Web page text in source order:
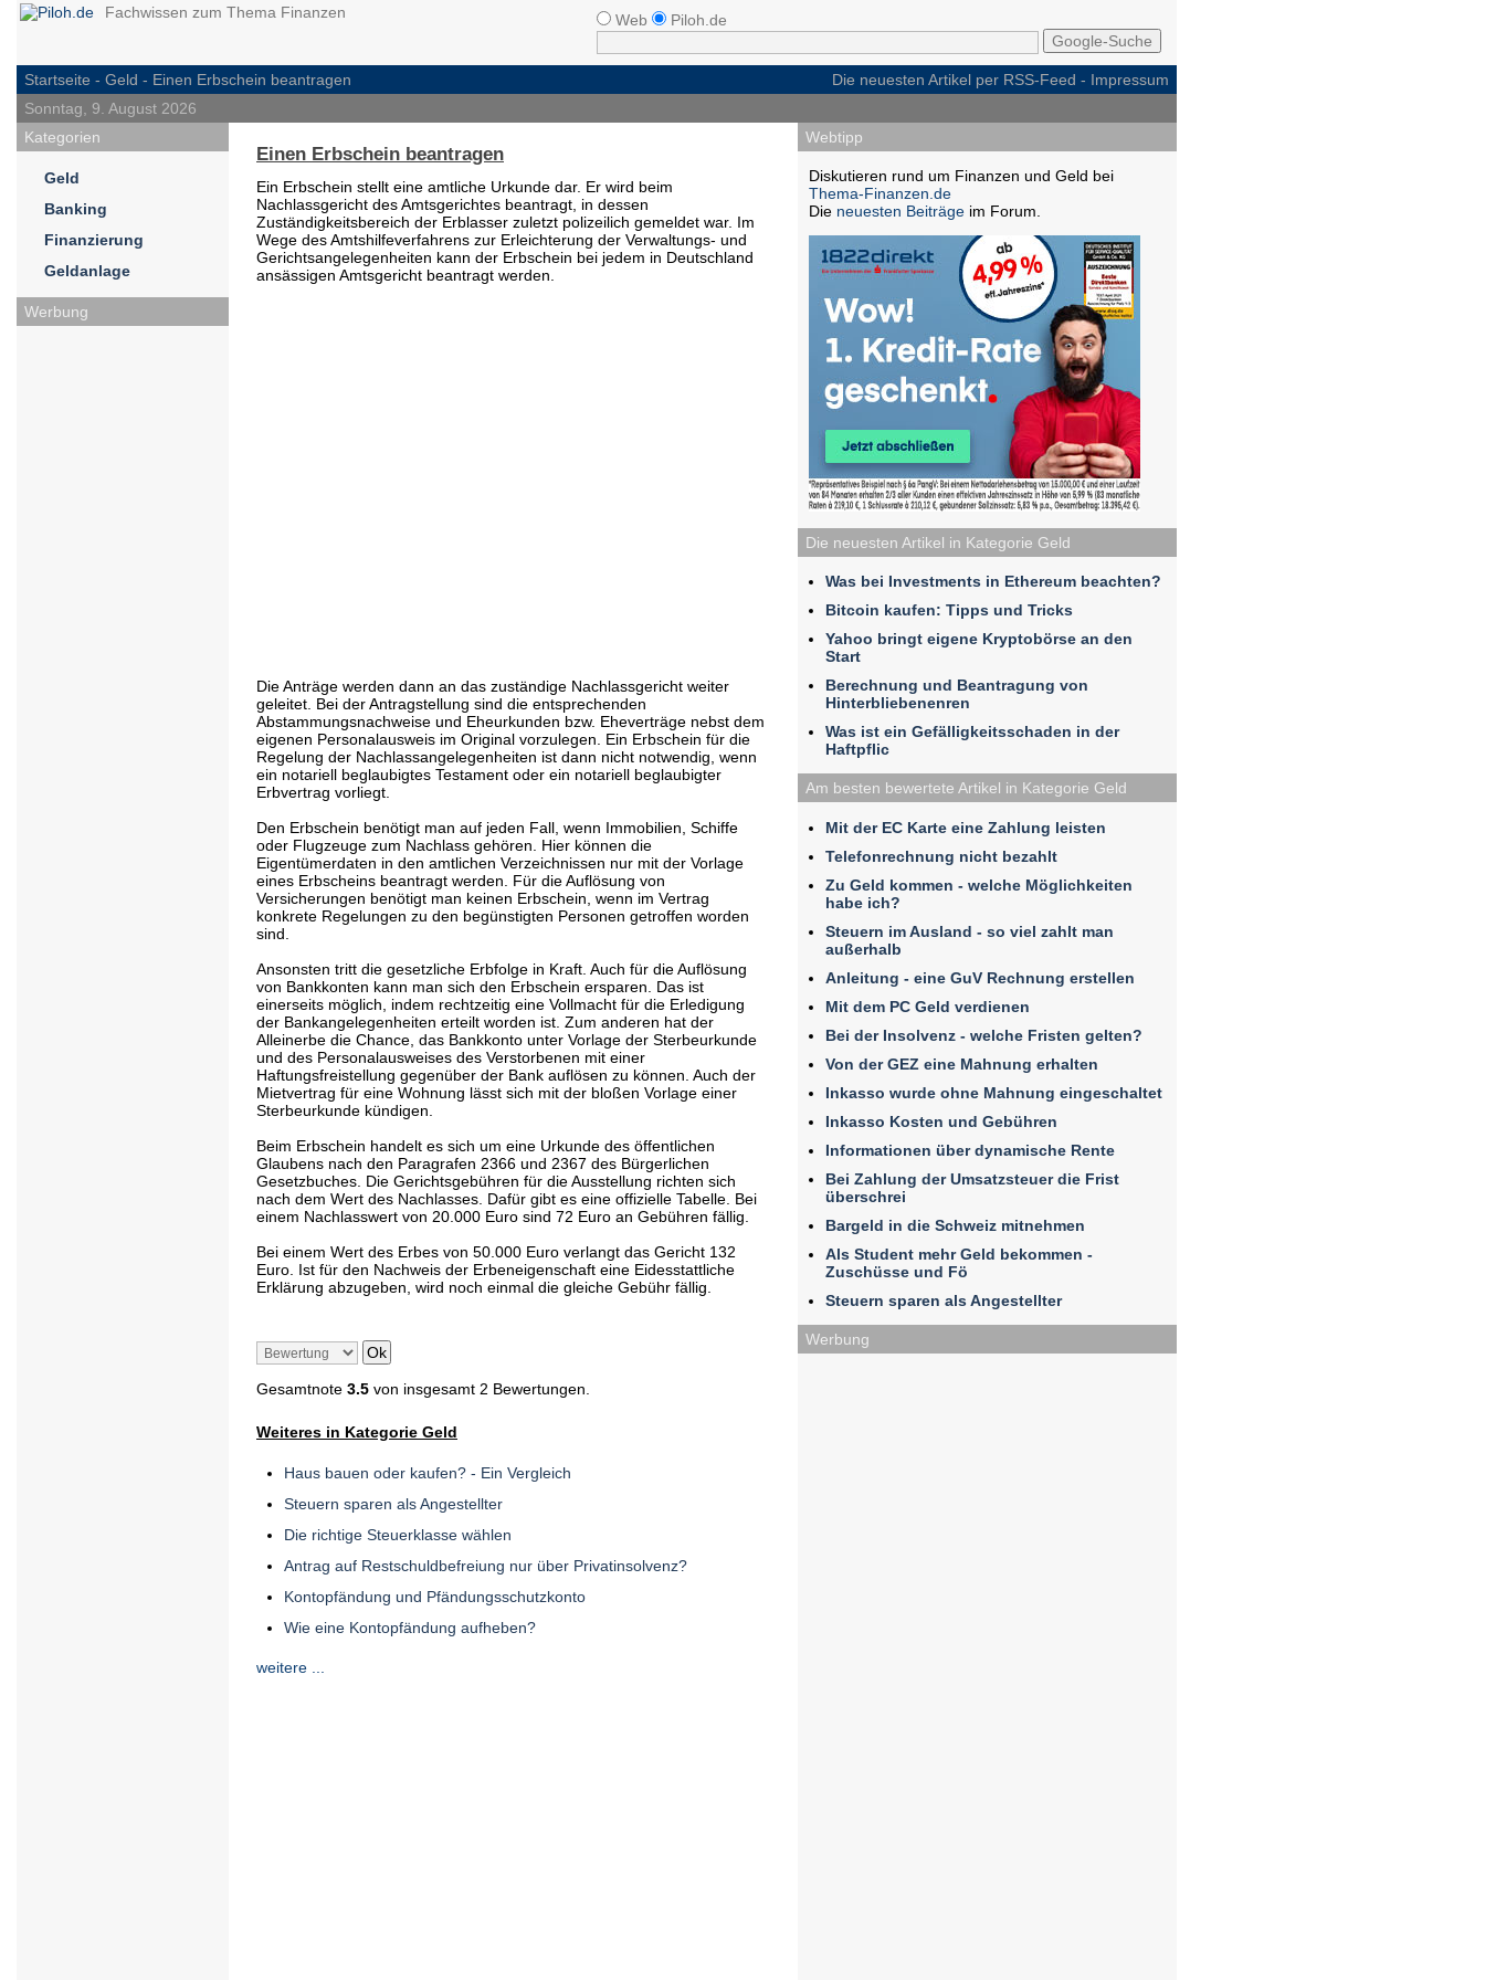
Fachwissen zum Thema Finanzen Web Piloh.de
Startseite - Geld - Einen Erbschein beantragen Die neuesten Artikel per RSS-Feed - Impressum
Sonntag, 9. August 2026
Kategorien
Geld
Banking
Finanzierung
Geldanlage
Werbung
Einen Erbschein beantragen
Ein Erbschein stellt eine amtliche Urkunde dar. Er wird beim
Nachlassgericht des Amtsgerichtes beantragt, in dessen
Zuständigkeitsbereich der Erblasser zuletzt polizeilich gemeldet war. Im
Wege des Amtshilfeverfahrens zur Erleichterung der Verwaltungs- und
Gerichtsangelegenheiten kann der Erbschein bei jedem in Deutschland
ansässigen Amtsgericht beantragt werden.
Die Anträge werden dann an das zuständige Nachlassgericht weiter
geleitet. Bei der Antragstellung sind die entsprechenden
Abstammungsnachweise und Eheurkunden bzw. Eheverträge nebst dem
eigenen Personalausweis im Original vorzulegen. Ein Erbschein für die
Regelung der Nachlassangelegenheiten ist dann nicht notwendig, wenn
ein notariell beglaubigtes Testament oder ein notariell beglaubigter
Erbvertrag vorliegt.
Den Erbschein benötigt man auf jeden Fall, wenn Immobilien, Schiffe
oder Flugzeuge zum Nachlass gehören. Hier können die
Eigentümerdaten in den amtlichen Verzeichnissen nur mit der Vorlage
eines Erbscheins beantragt werden. Für die Auflösung von
Versicherungen benötigt man keinen Erbschein, wenn im Vertrag
konkrete Regelungen zu den begünstigten Personen getroffen worden
sind.
Ansonsten tritt die gesetzliche Erbfolge in Kraft. Auch für die Auflösung
von Bankkonten kann man sich den Erbschein ersparen. Das ist
einerseits möglich, indem rechtzeitig eine Vollmacht für die Erledigung
der Bankangelegenheiten erteilt worden ist. Zum anderen hat der
Alleinerbe die Chance, das Bankkonto unter Vorlage der Sterbeurkunde
und des Personalausweises des Verstorbenen mit einer
Haftungsfreistellung gegenüber der Bank auflösen zu können. Auch der
Mietvertrag für eine Wohnung lässt sich mit der bloßen Vorlage einer
Sterbeurkunde kündigen.
Beim Erbschein handelt es sich um eine Urkunde des öffentlichen
Glaubens nach den Paragrafen 2366 und 2367 des Bürgerlichen
Gesetzbuches. Die Gerichtsgebühren für die Ausstellung richten sich
nach dem Wert des Nachlasses. Dafür gibt es eine offizielle Tabelle. Bei
einem Nachlasswert von 20.000 Euro sind 72 Euro an Gebühren fällig.
Bei einem Wert des Erbes von 50.000 Euro verlangt das Gericht 132
Euro. Ist für den Nachweis der Erbeneigenschaft eine Eidesstattliche
Erklärung abzugeben, wird noch einmal die gleiche Gebühr fällig.
Gesamtnote 3.5 von insgesamt 2 Bewertungen.
Weiteres in Kategorie Geld
Haus bauen oder kaufen? - Ein Vergleich
Steuern sparen als Angestellter
Die richtige Steuerklasse wählen
Antrag auf Restschuldbefreiung nur über Privatinsolvenz?
Kontopfändung und Pfändungsschutzkonto
Wie eine Kontopfändung aufheben?
weitere ...
Webtipp
Diskutieren rund um Finanzen und Geld bei
Thema-Finanzen.de
Die neuesten Beiträgeim Forum.
Die neuesten Artikel in Kategorie Geld
Was bei Investments in Ethereum beachten?
Bitcoin kaufen: Tipps und Tricks
Yahoo bringt eigene Kryptobörse an den
Start
Berechnung und Beantragung von
Hinterbliebenenren
Was ist ein Gefälligkeitsschaden in der
Haftpflic
Am besten bewertete Artikel in Kategorie Geld
Mit der EC Karte eine Zahlung leisten
Telefonrechnung nicht bezahlt
Zu Geld kommen - welche Möglichkeiten
habe ich?
Steuern im Ausland - so viel zahlt man
außerhalb
Anleitung - eine GuV Rechnung erstellen
Mit dem PC Geld verdienen
Bei der Insolvenz - welche Fristen gelten?
Von der GEZ eine Mahnung erhalten
Inkasso wurde ohne Mahnung eingeschaltet
Inkasso Kosten und Gebühren
Informationen über dynamische Rente
Bei Zahlung der Umsatzsteuer die Frist
überschrei
Bargeld in die Schweiz mitnehmen
Als Student mehr Geld bekommen -
Zuschüsse und Fö
Steuern sparen als Angestellter
Werbung